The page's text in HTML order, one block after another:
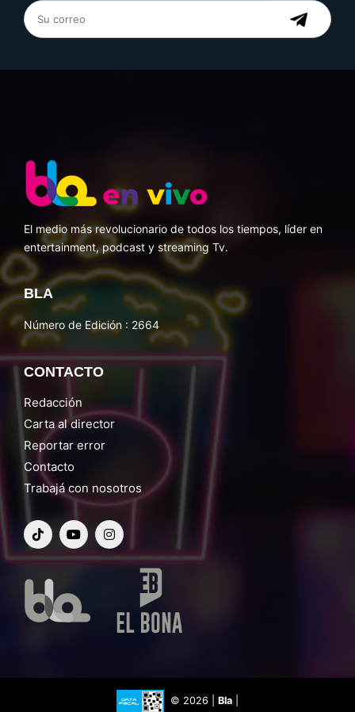
El medio más revolucionario de todos los tiempos, líder en
entertainment, podcast y streaming Tv.
BLA
Número de Edición : 2664
CONTACTO
Redacción
Carta al director
Reportar error
Contacto
Trabajá con nosotros
© 2026 | Bla